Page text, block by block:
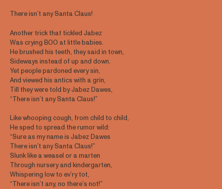
There isn’t any Santa Claus!
Another trick that tickled Jabez
Was crying BOO at little babies.
He brushed his teeth, they said in town,
Sideways instead of up and down.
Yet people pardoned every sin,
And viewed his antics with a grin,
Till they were told by Jabez Dawes,
“There isn’t any Santa Claus!”
Like whooping cough, from child to child,
He sped to spread the rumor wild:
“Sure as my name is Jabez Dawes
There isn’t any Santa Claus!”
Slunk like a weasel or a marten
Through nursery and kindergarten,
Whispering low to ev’ry tot,
“There isn’t any, no there’s not!”